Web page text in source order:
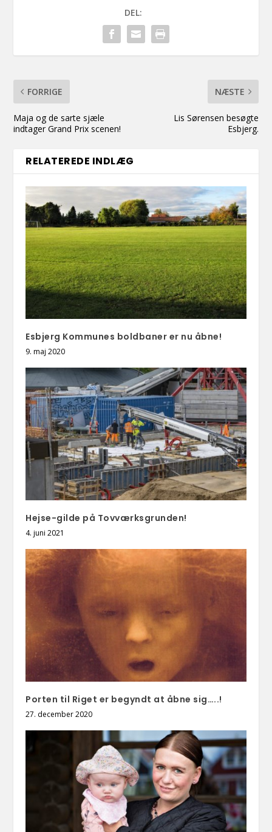
DEL:
FORRIGE
Maja og de sarte sjæle
indtager Grand Prix scenen!
NÆSTE
Lis Sørensen besøgte
Esbjerg.
RELATEREDE INDLÆG
Esbjerg Kommunes boldbaner er nu åbne!
9. maj 2020
Hejse-gilde på Tovværksgrunden!
4. juni 2021
Porten til Riget er begyndt at åbne sig…..!
27. december 2020